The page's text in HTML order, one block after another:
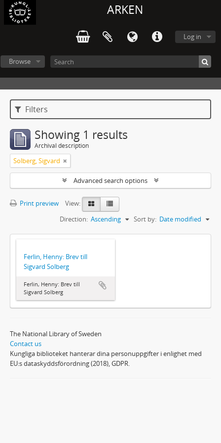
ARKEN
Log in
Browse
Filters
Showing 1 results
Archival description
Solberg, Sigvard
Advanced search options
Print preview
View:
Sort by: Date modified
Direction: Ascending
Ferlin, Henny: Brev till
Sigvard Solberg
Ferlin, Henny: Brev till
Sigvard Solberg
The National Library of Sweden
Contact us
Kungliga biblioteket hanterar dina personuppgifter i enlighet med
EU:s dataskyddsförordning (2018), GDPR.